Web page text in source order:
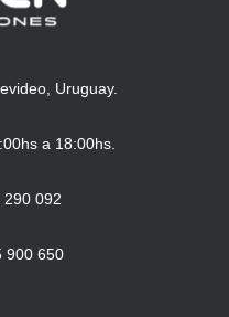
Uruguay.
a 18:00hs.
290 092
900 650